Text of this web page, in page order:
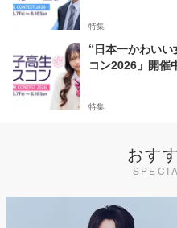
特集
“日本一かわい
コン2026」開催
特集
おす